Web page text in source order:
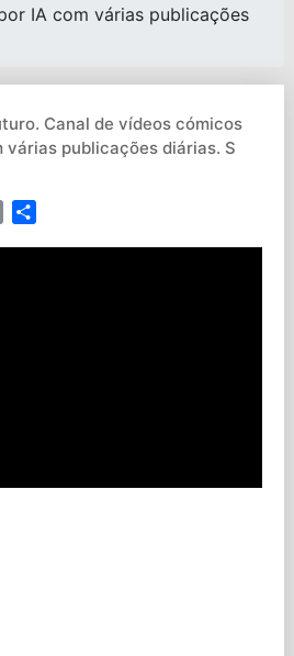
IA com várias publicações
Canal de vídeos cómicos
várias publicações diárias. S
Copy